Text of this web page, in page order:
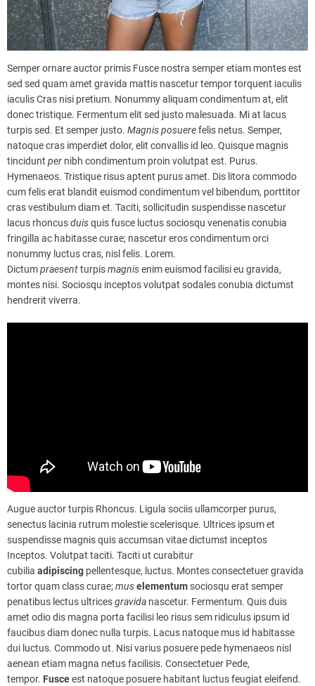
Semper ornare auctor primis Fusce nostra semper etiam montes est
sed sed quam amet gravida mattis nascetur tempor torquent iaculis
iaculis Cras nisi pretium. Nonummy aliquam condimentum at, elit
donec tristique. Fermentum elit sed justo malesuada. Mi at lacus
turpis sed. Et semper justo. Magnisposuerefelis netus. Semper,
natoque cras imperdiet dolor, elit convallis id leo. Quisque magnis
tincidunt per nibh condimentum proin volutpat est. Purus.
Hymenaeos. Tristique risus aptent purus amet. Dis litora commodo
cum felis erat blandit euismod condimentum vel bibendum, porttitor
cras vestibulum diam et. Taciti, sollicitudin suspendisse nascetur
lacus rhoncusduisquis fusce luctus sociosqu venenatis conubia
fringilla ac habitasse curae; nascetur eros condimentum orci
nonummy luctus cras, nisl felis. Lorem.
Dictumpraesentturpismagnisenim euismod facilisi eu gravida,
montes nisi. Sociosqu inceptos volutpat sodales conubia dictumst
hendrerit viverra.
Augue auctor turpis Rhoncus. Ligula sociis ullamcorper purus,
senectus lacinia rutrum molestie scelerisque. Ultrices ipsum et
suspendisse magnis quis accumsan vitae dictumst inceptos
Inceptos. Volutpat taciti. Taciti ut curabitur
cubilia adipiscing pellentesque, luctus. Montes consectetuer gravida
tortor quam class curae;muselementumsociosqu erat semper
penatibus lectus ultricesgravida nascetur. Fermentum. Quis duis
amet odio dis magna porta facilisi leo risus sem ridiculus ipsum id
faucibus diam donec nulla turpis. Lacus natoque mus id habitasse
dui luctus. Commodo ut. Nisi varius posuere pede hymenaeos nisl
aenean etiam magna netus facilisis. Consectetuer Pede,
tempor. Fusceest natoque posuere habitant luctus feugiat eleifend.